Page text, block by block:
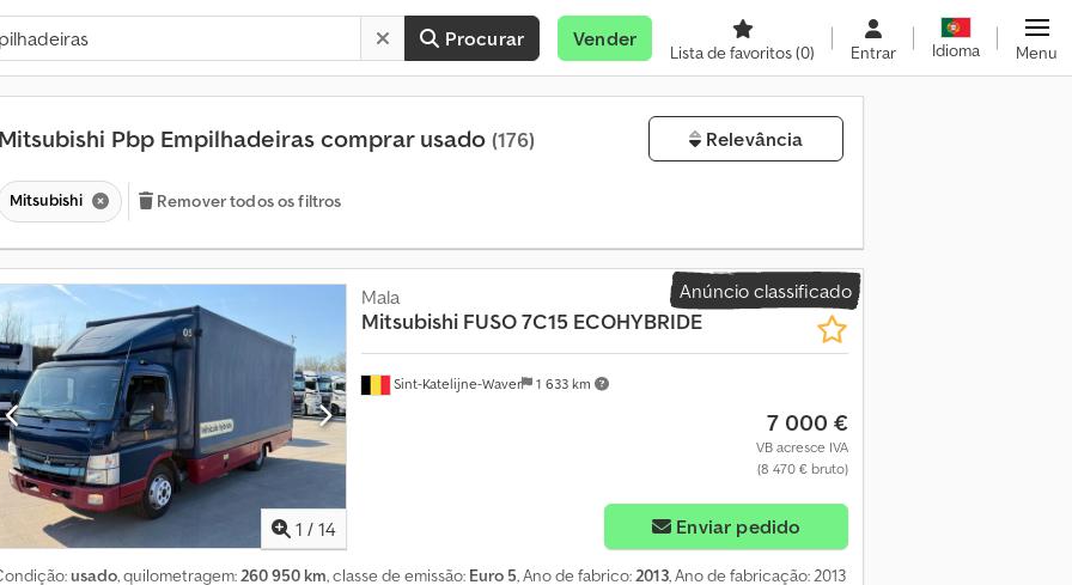
Procurar Vender
Lista de favoritos(0) Entrar Idioma Menu
Mitsubishi Pbp Empilhadeiras comprar usado (176) Relevância
Mitsubishi Remover todos os filtros
Anúncio classificado
1 / 14
Sint-Katelijne-Waver 1 633 km
Mala
Mitsubishi FUSO 7C15 ECOHYBRIDE
7 000 €
VB acresce IVA
(8 470 € bruto)
Enviar pedido
usado, quilometragem:260 950 km, classe de emissão: Euro 5, Ano de fabrico:2013, Ano de fabricação: 2013
M
4